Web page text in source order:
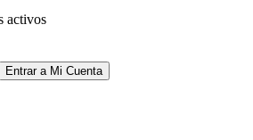
activos
Entrar a Mi Cuenta